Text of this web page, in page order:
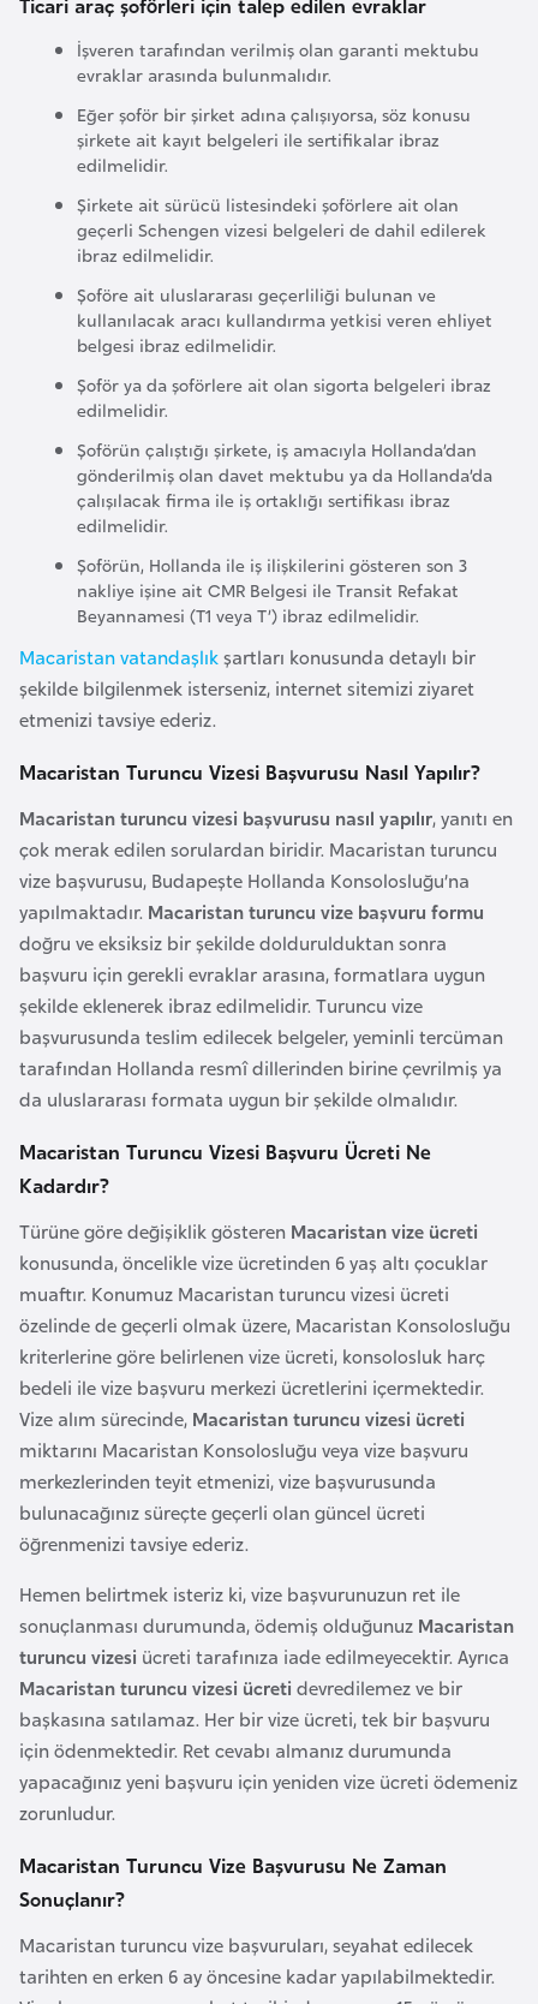
İşveren tarafından verilmiş olan garanti mektubu
evraklar arasında bulunmalıdır.
Eğer şoför bir şirket adına çalışıyorsa, söz konusu
şirkete ait kayıt belgeleri ile sertifikalar ibraz
edilmelidir.
Şirkete ait sürücü listesindeki şoförlere ait olan
geçerli Schengen vizesi belgeleri de dahil edilerek
ibraz edilmelidir.
Şoföre ait uluslararası geçerliliği bulunan ve
kullanılacak aracı kullandırma yetkisi veren ehliyet
belgesi ibraz edilmelidir.
Şoför ya da şoförlere ait olan sigorta belgeleri ibraz
edilmelidir.
Şoförün çalıştığı şirkete, iş amacıyla Hollanda’dan
gönderilmiş olan davet mektubu ya da Hollanda’da
çalışılacak firma ile iş ortaklığı sertifikası ibraz
edilmelidir.
Şoförün, Hollanda ile iş ilişkilerini gösteren son 3
nakliye işine ait CMR Belgesi ile Transit Refakat
Beyannamesi (T1 veya T’) ibraz edilmelidir.
Macaristan vatandaşlıkşartları konusunda detaylı bir
şekilde bilgilenmek isterseniz, internet sitemizi ziyaret
etmenizi tavsiye ederiz.
Macaristan Turuncu Vizesi Başvurusu Nasıl Yapılır?
Macaristan turuncu vizesi başvurusu nasıl yapılır, yanıtı en
çok merak edilen sorulardan biridir. Macaristan turuncu
vize başvurusu, Budapeşte Hollanda Konsolosluğu’na
yapılmaktadır. Macaristan turuncu vize başvuru formu
doğru ve eksiksiz bir şekilde doldurulduktan sonra
başvuru için gerekli evraklar arasına, formatlara uygun
şekilde eklenerek ibraz edilmelidir. Turuncu vize
başvurusunda teslim edilecek belgeler, yeminli tercüman
tarafından Hollanda resmî dillerinden birine çevrilmiş ya
da uluslararası formata uygun bir şekilde olmalıdır.
Macaristan Turuncu Vizesi Başvuru Ücreti Ne
Kadardır?
Türüne göre değişiklik gösteren Macaristan vize ücreti
konusunda, öncelikle vize ücretinden 6 yaş altı çocuklar
muaftır. Konumuz Macaristan turuncu vizesi ücreti
özelinde de geçerli olmak üzere, Macaristan Konsolosluğu
kriterlerine göre belirlenen vize ücreti, konsolosluk harç
bedeli ile vize başvuru merkezi ücretlerini içermektedir.
Vize alım sürecinde, Macaristan turuncu vizesi ücreti
miktarını Macaristan Konsolosluğu veya vize başvuru
merkezlerinden teyit etmenizi, vize başvurusunda
bulunacağınız süreçte geçerli olan güncel ücreti
öğrenmenizi tavsiye ederiz.
Hemen belirtmek isteriz ki, vize başvurunuzun ret ile
sonuçlanması durumunda, ödemiş olduğunuz Macaristan
turuncu vizesi ücreti tarafınıza iade edilmeyecektir. Ayrıca
Macaristan turuncu vizesi ücreti devredilemez ve bir
başkasına satılamaz. Her bir vize ücreti, tek bir başvuru
için ödenmektedir. Ret cevabı almanız durumunda
yapacağınız yeni başvuru için yeniden vize ücreti ödemeniz
zorunludur.
Macaristan Turuncu Vize Başvurusu Ne Zaman
Sonuçlanır?
Macaristan turuncu vize başvuruları, seyahat edilecek
tarihten en erken 6 ay öncesine kadar yapılabilmektedir.
m
r
a
t
k
K
o
n
g
o
B
u
l
g
i
s
t
a
n
E
r
m
e
n
i
s
t
a
n
E
s
t
n
y
a